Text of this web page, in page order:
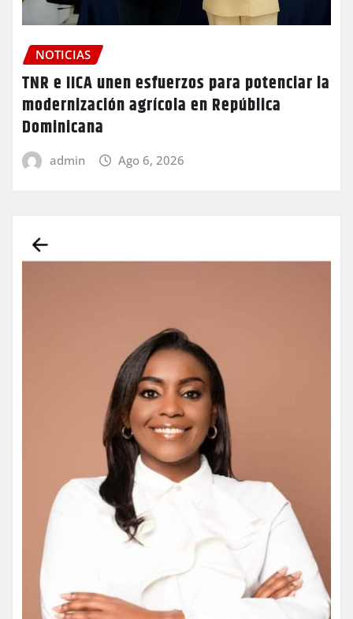
NOTICIAS
TNR e IICA unen esfuerzos para potenciar la
modernización agrícola en República
Dominicana
admin Ago 6, 2026